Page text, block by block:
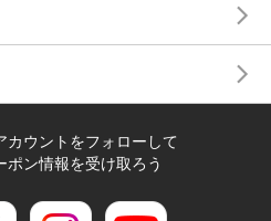
カウントをフォローして
ポン情報を受け取ろう